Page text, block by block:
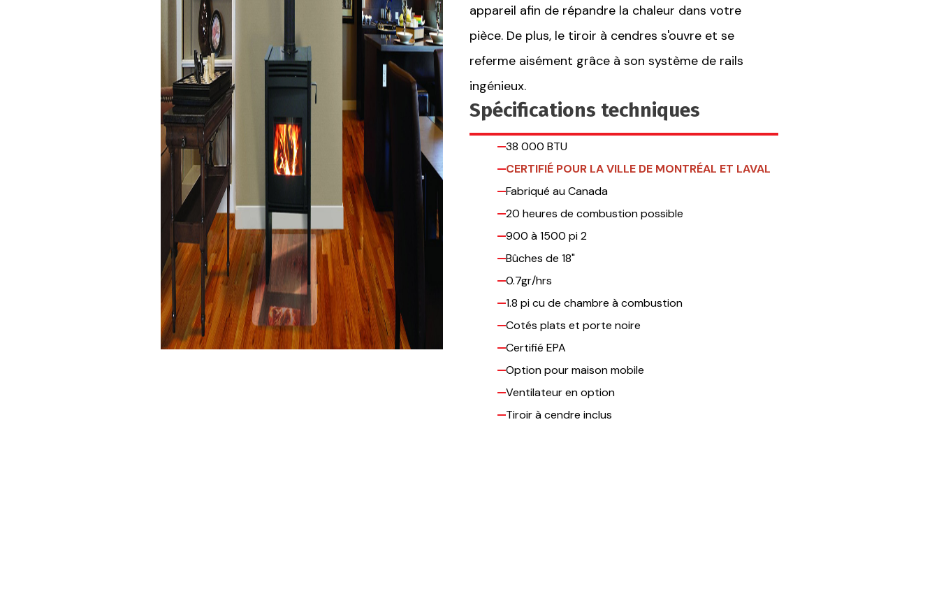
appareil afin de répandre la chaleur dans votre
pièce. De plus, le tiroir à cendres s'ouvre et se
referme aisément grâce à son système de rails
ingénieux.
Spécifications techniques
38 000 BTU
CERTIFIÉ POUR LA VILLE DE MONTRÉAL ET LAVAL
Fabriqué au Canada
20 heures de combustion possible
900 à 1500 pi 2
Bûches de 18"
0.7gr/hrs
1.8 pi cu de chambre à combustion
Cotés plats et porte noire
Certifié EPA
Option pour maison mobile
Ventilateur en option
Tiroir à cendre inclus